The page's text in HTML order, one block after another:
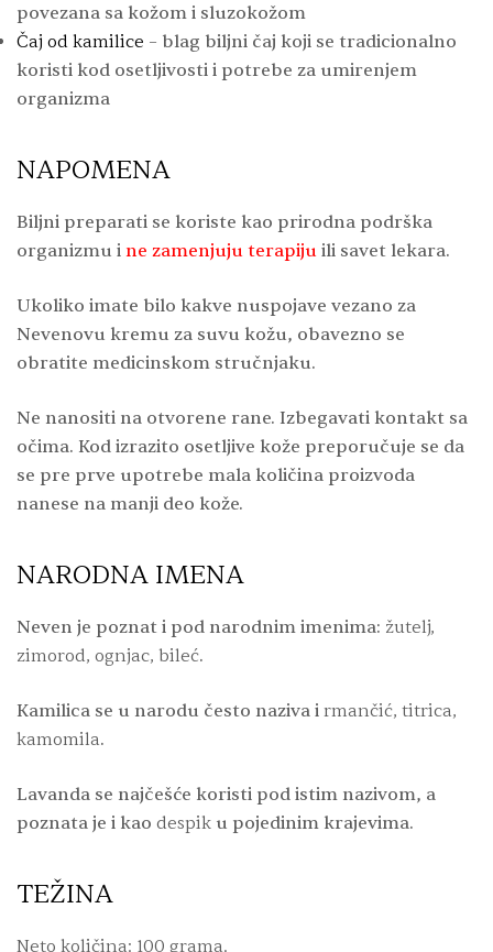
povezana sa kožom i sluzokožom
Čaj od kamilice – blag biljni čaj koji se tradicionalno
koristi kod osetljivosti i potrebe za umirenjem
organizma
NAPOMENA
Biljni preparati se koriste kao prirodna podrška
organizmu i ne zamenjuju terapiju ili savet lekara.
Ukoliko imate bilo kakve nuspojave vezano za
Nevenovu kremu za suvu kožu, obavezno se
obratite medicinskom stručnjaku.
Ne nanositi na otvorene rane. Izbegavati kontakt sa
očima. Kod izrazito osetljive kože preporučuje se da
se pre prve upotrebe mala količina proizvoda
nanese na manji deo kože.
NARODNA IMENA
Neven je poznat i pod narodnim imenima: žutelj,
zimorod, ognjac, bileć.
Kamilica se u narodu često naziva i rmančić, titrica,
kamomila.
Lavanda se najčešće koristi pod istim nazivom, a
poznata je i kao despik u pojedinim krajevima.
TEŽINA
Neto količina: 100 grama.